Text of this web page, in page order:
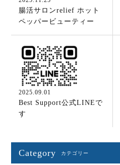
腸活サロンrelief ホット
ペッパービューティー
2025.09.01
Best Support公式LINEで
す
Category カテゴリー